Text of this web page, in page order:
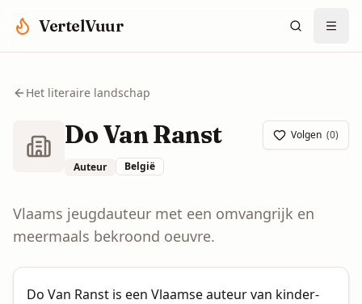
VertelVuur
Het literaire landschap
Do Van Ranst Volgen (0)
Auteur België
Vlaams jeugdauteur met een omvangrijk en
meermaals bekroond oeuvre.
Do Van Ranst is een Vlaamse auteur van kinder-